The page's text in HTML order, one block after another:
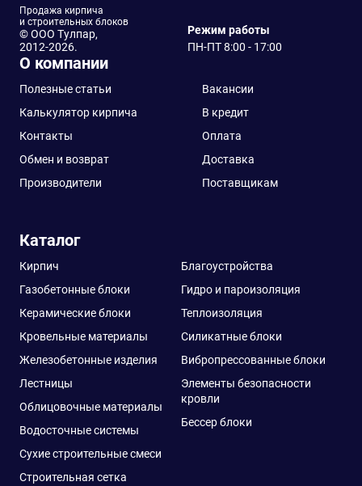
Продажа кирпича
и строительных блоков
© ООО Тулпар,
2012-2026.
Режим работы
ПН-ПТ 8:00 - 17:00
О компании
Полезные статьи
Вакансии
Калькулятор кирпича
В кредит
Контакты
Оплата
Обмен и возврат
Доставка
Производители
Поставщикам
Каталог
Кирпич
Газобетонные блоки
Керамические блоки
Кровельные материалы
Железобетонные изделия
Лестницы
Облицовочные материалы
Водосточные системы
Сухие строительные смеси
Строительная сетка
Благоустройства
Гидро и пароизоляция
Теплоизоляция
Силикатные блоки
Вибропрессованные блоки
Элементы безопасности
кровли
Бессер блоки